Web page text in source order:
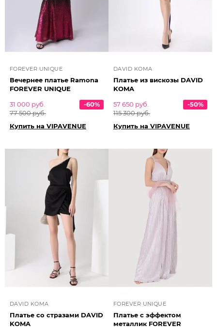
FOREVER UNIQUE
Вечернее платье Ramona
FOREVER UNIQUE
31 000 руб.
77 500 руб.
-60%
Купить на VIPAVENUE
DAVID KOMA
Платье из вискозы DAVID
KOMA
57 650 руб.
115 300 руб.
-50%
Купить на VIPAVENUE
DAVID KOMA
Платье со стразами DAVID
KOMA
FOREVER UNIQUE
Платье с эффектом
металлик FOREVER